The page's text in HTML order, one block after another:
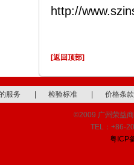
http://
[返回顶部]
服务 检验标准 价格条款
©2009 广州荣益
TEL：+86-
粤ICP